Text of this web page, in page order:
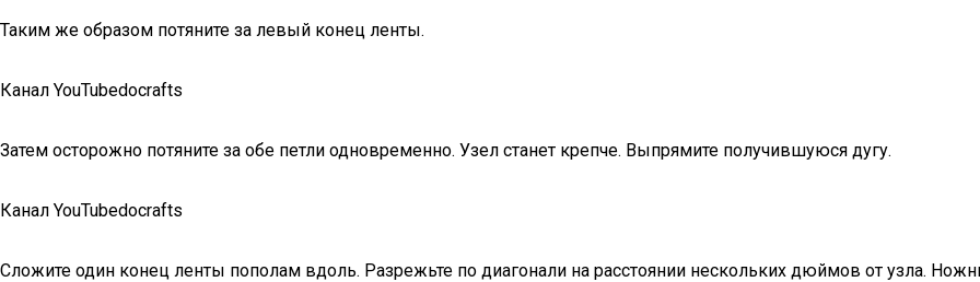
Таким же образом потяните за левый конец ленты.
Канал YouTubedocrafts
Затем осторожно потяните за обе петли одновременно. Узел станет крепче. Выпрямите получившуюся дугу.
Канал YouTubedocrafts
Сложите один конец ленты пополам вдоль. Разрежьте по диагонали на расстоянии нескольких дюймов от узла.